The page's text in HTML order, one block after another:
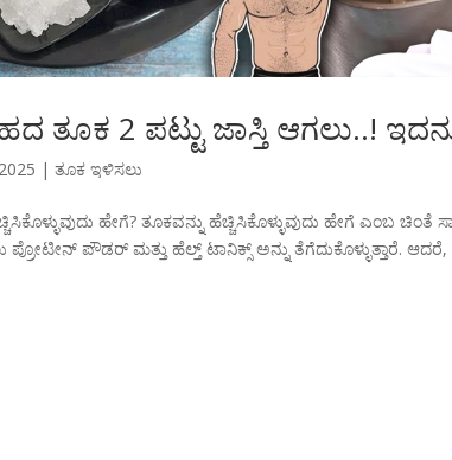
ತೂಕ 2 ಪಟ್ಟು ಜಾಸ್ತಿ ಆಗಲು..!
|ತೂಕ ಇಳಿಸಲು
ಹೇಗೆ? ತೂಕವನ್ನು ಹೆಚ್ಚಿಸಿಕೊಳ್ಳುವುದು ಹೇಗೆ ಎಂಬ ಚಿಂತೆ
ಪ್ರೋಟೀನ್ ಪೌಡರ್ ಮತ್ತು ಹೆಲ್ತ್ ಟಾನಿಕ್ಸ್ ಅನ್ನು ತೆಗೆದುಕೊಳ್ಳುತ್ತಾರೆ.